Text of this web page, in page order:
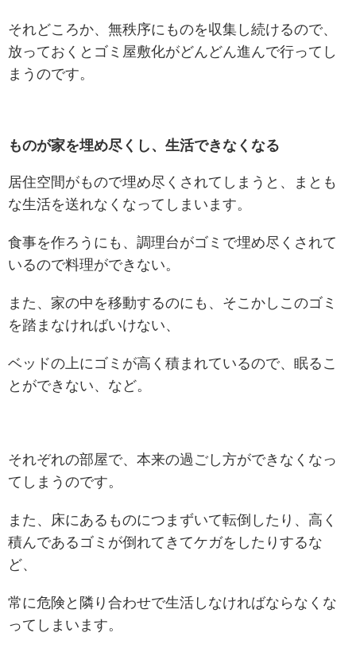
それどころか、無秩序にものを収集し続けるので、
放っておくとゴミ屋敷化がどんどん進んで行ってし
まうのです。
ものが家を埋め尽くし、生活できなくなる
居住空間がもので埋め尽くされてしまうと、まとも
な生活を送れなくなってしまいます。
食事を作ろうにも、調理台がゴミで埋め尽くされて
いるので料理ができない。
また、家の中を移動するのにも、そこかしこのゴミ
を踏まなければいけない、
ベッドの上にゴミが高く積まれているので、眠るこ
とができない、など。
それぞれの部屋で、本来の過ごし方ができなくなっ
てしまうのです。
また、床にあるものにつまずいて転倒したり、高く
積んであるゴミが倒れてきてケガをしたりするな
ど、
常に危険と隣り合わせで生活しなければならなくな
ってしまいます。